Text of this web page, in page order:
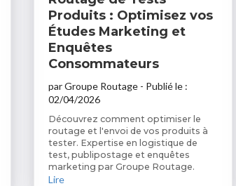
Produits : Optimisez vos
Études Marketing et
Enquêtes
Consommateurs
parGroupe Routage - Publié le :
02/04/2026
Découvrez comment optimiser le
routage et l'envoi de vos produits à
tester. Expertise en logistique de
test, publipostage et enquêtes
marketing par Groupe Routage.
Lire